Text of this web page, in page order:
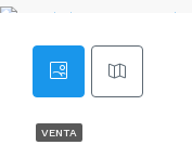
VENTA